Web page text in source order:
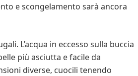
e scongelamento sarà ancora
L’acqua in eccesso sulla buccia
più asciutta e facile da
diverse, cuocili tenendo